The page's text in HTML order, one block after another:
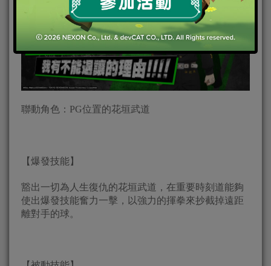
聯動角色：PG位置的花垣武道
【爆發技能】
豁出一切為人生復仇的花垣武道，在重要時刻道能夠
使出爆發技能奮力一擊，以強力的揮拳來抄截掉遠距
離對手的球。